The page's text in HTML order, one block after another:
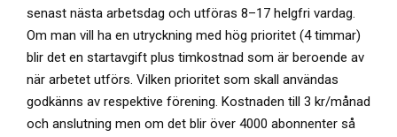
senast nästa arbetsdag och utföras 8–17 helgfri vardag.
Om man vill ha en utryckning med hög prioritet (4 timmar)
blir det en startavgift plus timkostnad som är beroende av
när arbetet utförs. Vilken prioritet som skall användas
godkänns av respektive förening. Kostnaden till 3 kr/månad
och anslutning men om det blir över 4000 abonnenter så